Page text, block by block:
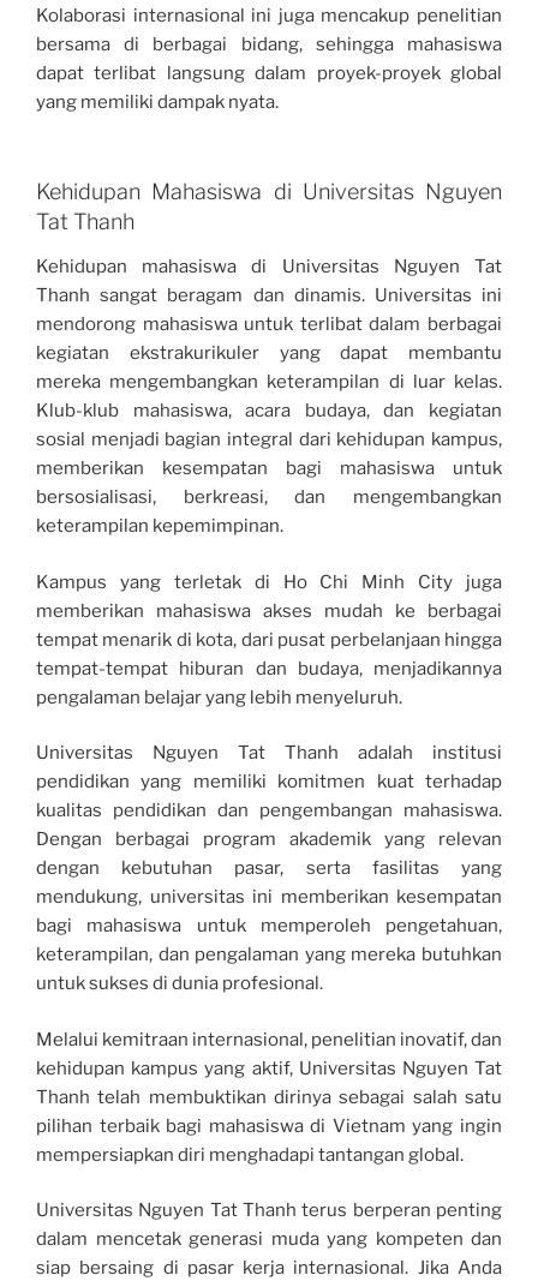
Kolaborasi internasional ini juga mencakup penelitian
bersama di berbagai bidang, sehingga mahasiswa
dapat terlibat langsung dalam proyek-proyek global
yang memiliki dampak nyata.
Kehidupan Mahasiswa di Universitas Nguyen
Tat Thanh
Kehidupan mahasiswa di Universitas Nguyen Tat
Thanh sangat beragam dan dinamis. Universitas ini
mendorong mahasiswa untuk terlibat dalam berbagai
kegiatan ekstrakurikuler yang dapat membantu
mereka mengembangkan keterampilan di luar kelas.
Klub-klub mahasiswa, acara budaya, dan kegiatan
sosial menjadi bagian integral dari kehidupan kampus,
memberikan kesempatan bagi mahasiswa untuk
bersosialisasi, berkreasi, dan mengembangkan
keterampilan kepemimpinan.
Kampus yang terletak di Ho Chi Minh City juga
memberikan mahasiswa akses mudah ke berbagai
tempat menarik di kota, dari pusat perbelanjaan hingga
tempat-tempat hiburan dan budaya, menjadikannya
pengalaman belajar yang lebih menyeluruh.
Universitas Nguyen Tat Thanh adalah institusi
pendidikan yang memiliki komitmen kuat terhadap
kualitas pendidikan dan pengembangan mahasiswa.
Dengan berbagai program akademik yang relevan
dengan kebutuhan pasar, serta fasilitas yang
mendukung, universitas ini memberikan kesempatan
bagi mahasiswa untuk memperoleh pengetahuan,
keterampilan, dan pengalaman yang mereka butuhkan
untuk sukses di dunia profesional.
Melalui kemitraan internasional, penelitian inovatif, dan
kehidupan kampus yang aktif, Universitas Nguyen Tat
Thanh telah membuktikan dirinya sebagai salah satu
pilihan terbaik bagi mahasiswa di Vietnam yang ingin
mempersiapkan diri menghadapi tantangan global.
Universitas Nguyen Tat Thanh terus berperan penting
dalam mencetak generasi muda yang kompeten dan
siap bersaing di pasar kerja internasional. Jika Anda